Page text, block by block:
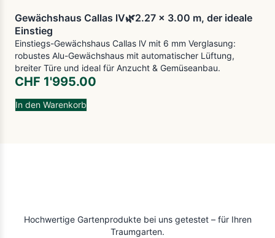
Gewächshaus Callas lV🌿2.27 x 3.00 m, der ideale
Einstieg
Einstiegs-Gewächshaus Callas lV mit 6 mm Verglasung:
robustes Alu-Gewächshaus mit automatischer Lüftung,
breiter Türe und ideal für Anzucht & Gemüseanbau.
CHF 1'995.00
In den Warenkorb
Hochwertige Gartenprodukte bei uns getestet – für Ihren
Traumgarten.